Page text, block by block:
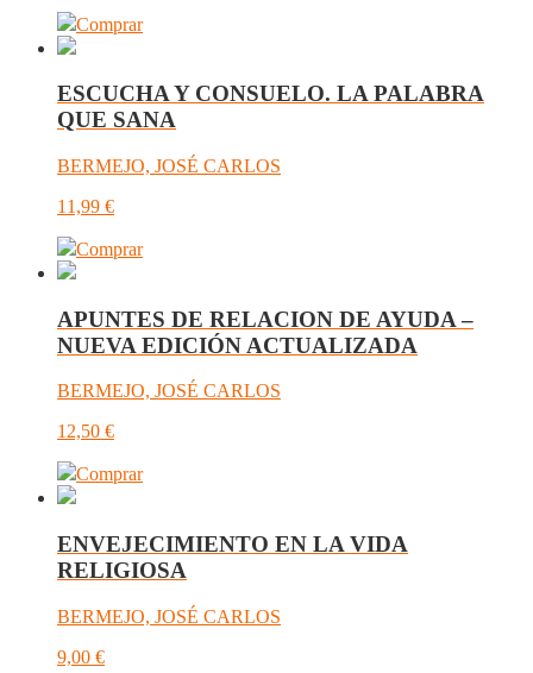
Comprar
ESCUCHA Y CONSUELO. LA PALABRA
QUE SANA
BERMEJO, JOSÉ CARLOS
11,99 €
Comprar
APUNTES DE RELACION DE AYUDA –
NUEVA EDICIÓN ACTUALIZADA
BERMEJO, JOSÉ CARLOS
12,50 €
Comprar
ENVEJECIMIENTO EN LA VIDA
RELIGIOSA
BERMEJO, JOSÉ CARLOS
9,00 €